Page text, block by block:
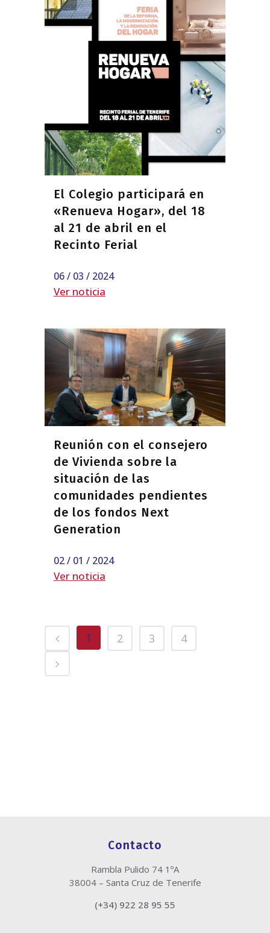
El Colegio participará en
«Renueva Hogar», del 18
al 21 de abril en el
Recinto Ferial
06 / 03 / 2024
Ver noticia
Reunión con el consejero
de Vivienda sobre la
situación de las
comunidades pendientes
de los fondos Next
Generation
02 / 01 / 2024
Ver noticia
1 2 3 4
Contacto
Rambla Pulido 74 1ºA
38004 – Santa Cruz de Tenerife
(+34) 922 28 95 55